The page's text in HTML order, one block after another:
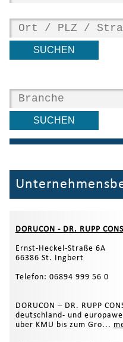
DORUCON - DR. RUPP
Ernst-Heckel-Straße 6A
66386 St. Ingbert
Telefon: 06894 999 56 0
DORUCON – DR. RUPP
deutschland- und
über KMU bis zum Gro...